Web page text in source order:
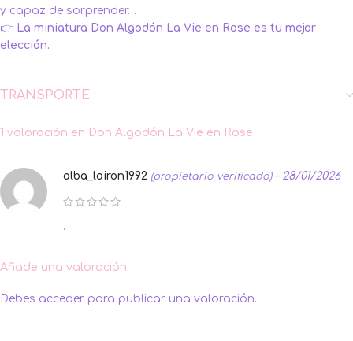
y capaz de sorprender…
👉 La miniatura Don Algodón La Vie en Rose es tu mejor
elección.
TRANSPORTE
1 valoración en Don Algodón La Vie en Rose
alba_lairon1992 (propietario verificado) – 28/01/2026
.
Añade una valoración
Debes acceder para publicar una valoración.